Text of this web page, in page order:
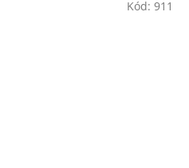
Kód: 911